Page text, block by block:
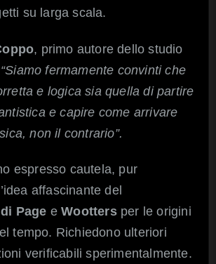
su larga scala.
, primo autore dello studio
“Siamo fermamente convinti che
e logica sia quella di partire
e capire come arrivare
non il contrario”.
espresso cautela, pur
affascinante del
Page eWoottersper le origini
tempo. Richiedono ulteriori
verificabili sperimentalmente.